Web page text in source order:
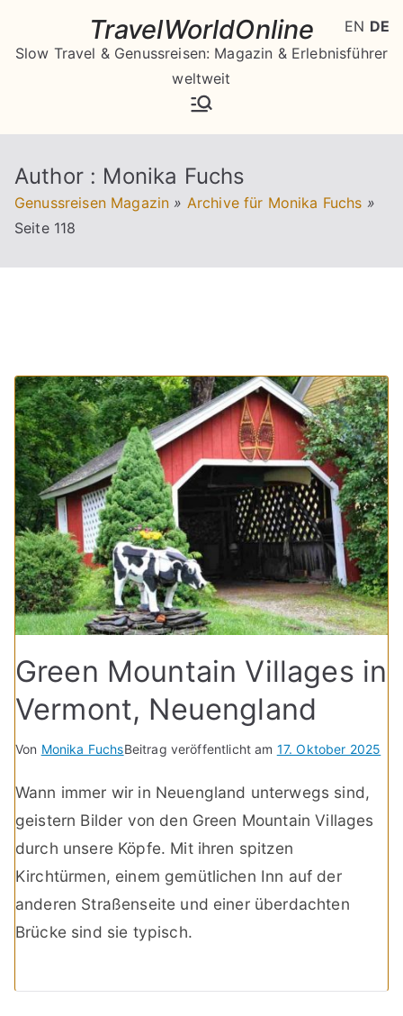
springen
TravelWorldOnline
Slow Travel & Genussreisen: Magazin & Erlebnisführer
weltweit
Author : Monika Fuchs
Genussreisen Magazin » Archive für Monika Fuchs »
Seite 118
Green Mountain Villages in
Vermont, Neuengland
Von Monika FuchsBeitrag veröffentlicht am 17. Oktober 2025
Wann immer wir in Neuengland unterwegs sind,
geistern Bilder von den Green Mountain Villages
durch unsere Köpfe. Mit ihren spitzen
Kirchtürmen, einem gemütlichen Inn auf der
anderen Straßenseite und einer überdachten
Brücke sind sie typisch.
EN DE